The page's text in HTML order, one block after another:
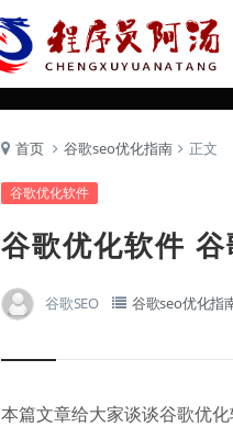
首页 谷歌seo优化指南 正文
谷歌优化软件
谷歌优化软件
谷歌SEO 谷歌seo优化指
本篇文章给大家谈谈谷歌优